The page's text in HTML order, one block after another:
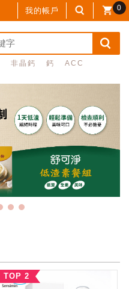
我的帳戶 0
非晶鈣 鈣
ACC
TOP 2